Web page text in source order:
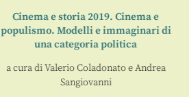
Cinema e storia 2019. Cinema e
populismo. Modelli e immaginari di
una categoria politica
a cura diValerio ColadonatoeAndrea
Sangiovanni